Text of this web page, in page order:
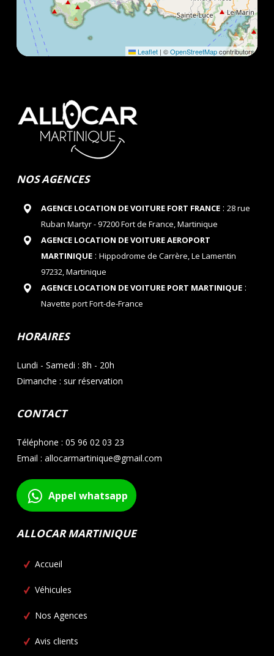
Leaflet | ©OpenStreetMapcontributors
NOS AGENCES
AGENCE LOCATION DE VOITURE FORT FRANCE: 28 rue
Ruban Martyr - 97200 Fort de France, Martinique
AGENCE LOCATION DE VOITURE AEROPORT
MARTINIQUE: Hippodrome de Carrère, Le Lamentin
97232, Martinique
AGENCE LOCATION DE VOITURE PORT MARTINIQUE:
Navette port Fort-de-France
HORAIRES
Lundi - Samedi : 8h - 20h
Dimanche : sur réservation
CONTACT
Téléphone : 05 96 02 03 23
Email : allocarmartinique@gmail.com
Appel whatsapp
ALLOCAR MARTINIQUE
Accueil
Véhicules
Nos Agences
Avis clients